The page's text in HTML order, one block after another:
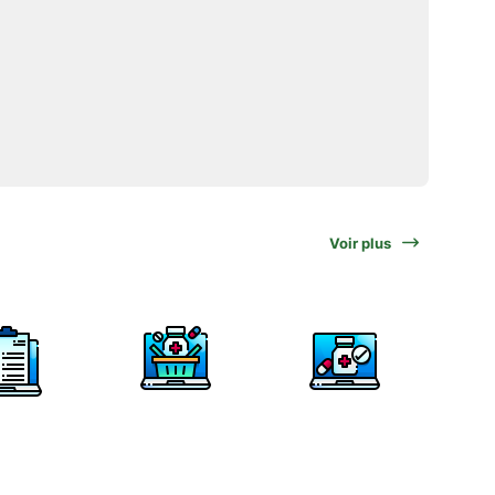
Voir plus